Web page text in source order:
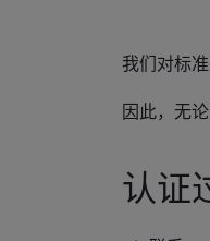
我们对标
因此，无
认证